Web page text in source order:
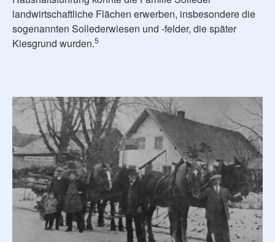
landwirtschaftliche Flächen erwerben, insbesondere die
sogenannten Sollederwiesen und -felder, die später
Kiesgrund wurden.5